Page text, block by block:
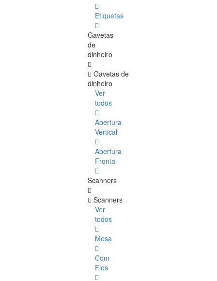
Etiquetas
Gavetas
de
dinheiro
Gavetas de
dinheiro
Ver
todos
Abertura
Vertical
Abertura
Frontal
Scanners
Scanners
Ver
todos
Mesa
Com
Fios